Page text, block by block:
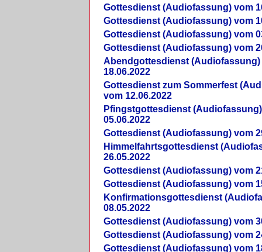
Gottesdienst (Audiofassung) vom
Gottesdienst (Audiofassung) vom
Gottesdienst (Audiofassung) vom
Gottesdienst (Audiofassung) vom
Abendgottesdienst (Audiofassung)
18.06.2022
Gottesdienst zum Sommerfest
vom 12.06.2022
Pfingstgottesdienst
05.06.2022
Gottesdienst (Audiofassung) vom
Himmelfahrtsgottesdienst
26.05.2022
Gottesdienst (Audiofassung) vom
Gottesdienst (Audiofassung) vom
Konfirmationsgottesdienst
08.05.2022
Gottesdienst (Audiofassung) vom
Gottesdienst (Audiofassung) vom
Gottesdienst (Audiofassung) vom